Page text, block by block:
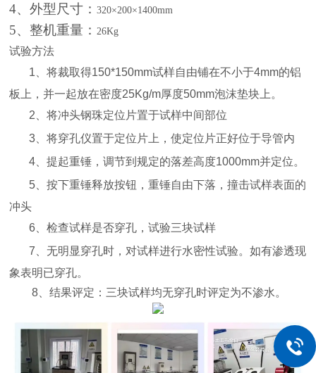
4、外型尺寸：320×200×1400mm
5、整机重量： 26Kg
试验方法
1 、将裁取得150*150mm试样自由铺在不小于4mm的铝
板上，并一起放在密度25Kg/m厚度50mm泡沫垫块上。
2 、将冲头钢珠定位片置于试样中间部位
3 、将穿孔仪置于定位片上，使定位片正好位于导管内
4 、提起重锤，调节到规定的落差高度1000mm并定位。
5 、按下重锤释放按钮，重锤自由下落，撞击试样表面的
冲头
6 、检查试样是否穿孔，试验三块试样
7 、无明显穿孔时，对试样进行水密性试验。如有渗透现
象表明已穿孔。
8 、结果评定：三块试样均无穿孔时评定为不渗水。